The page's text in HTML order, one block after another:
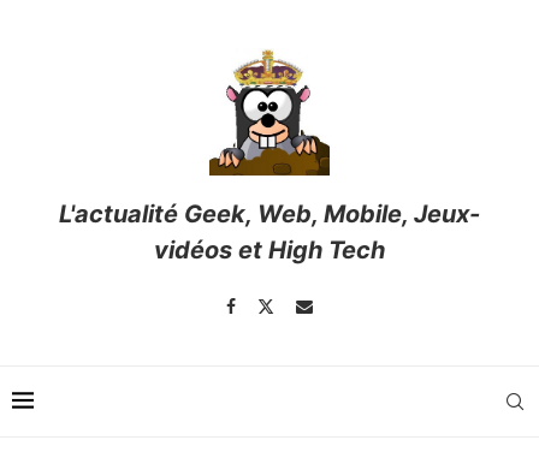
L'actualité Geek, Web, Mobile, Jeux-
vidéos et High Tech